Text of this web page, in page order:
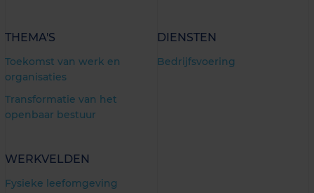
THEMA'S
Toekomst van werk en
organisaties
Transformatie van het
openbaar bestuur
WERKVELDEN
Fysieke leefomgeving
DIENSTEN
Bedrijfsvoering